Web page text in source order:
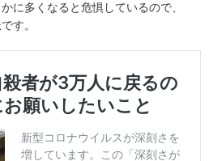
に多くなると危惧しているので、
す。